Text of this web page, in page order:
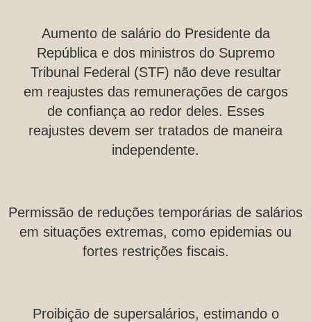
Aumento de salário do Presidente da
República e dos ministros do Supremo
Tribunal Federal (STF) não deve resultar
em reajustes das remunerações de cargos
de confiança ao redor deles. Esses
reajustes devem ser tratados de maneira
independente.
Permissão de reduções temporárias de salários
em situações extremas, como epidemias ou
fortes restrições fiscais.
Proibição de supersalários, estimando o